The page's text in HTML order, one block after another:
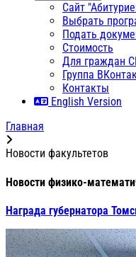
Сайт
Выбрать
Подать
Стоимость
Для граждан
Группа
Контакты
English Version
Главная
Новости факультетов
Новости физико-
Награда губернатора